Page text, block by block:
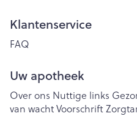
Klantenservice
FAQ
Uw apotheek
Over ons Nuttige links
van wachtVoorschrift